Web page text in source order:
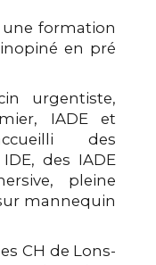
une formation
en pré
urgentiste,
IADE et
des
des IADE
pleine
mannequin
CH de Lons-